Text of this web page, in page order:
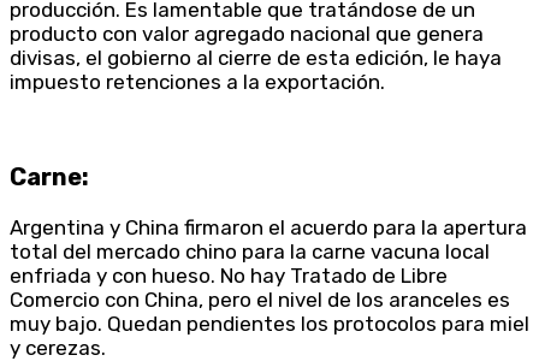
producción. Es lamentable que tratándose de un
producto con valor agregado nacional que genera
divisas, el gobierno al cierre de esta edición, le haya
impuesto retenciones a la exportación.
Carne:
Argentina y China firmaron el acuerdo para la apertura
total del mercado chino para la carne vacuna local
enfriada y con hueso. No hay Tratado de Libre
Comercio con China, pero el nivel de los aranceles es
muy bajo. Quedan pendientes los protocolos para miel
y cerezas.